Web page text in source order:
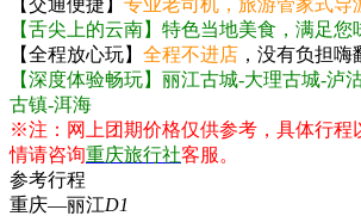
【舌尖上的云南】特色当地美食，满足
【全程放心玩】 全程不进店 ，没有负担嗨
【深度体验畅玩】丽江古城-大理古城-泸
古镇-洱海
※注：网上团期价格仅供参考，具体行程
情请咨询重庆旅行社客服。
参考行程
重庆—丽江D1